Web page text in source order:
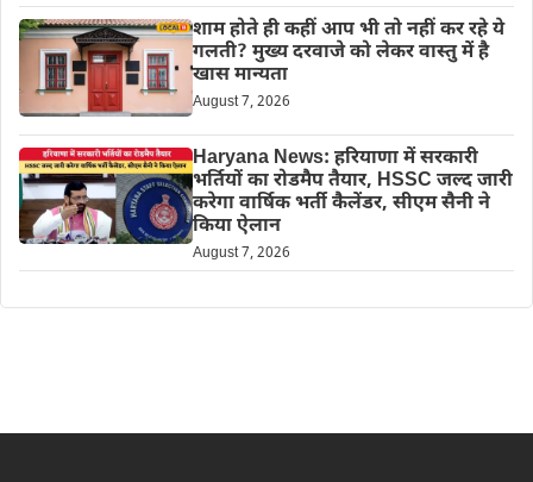
शाम होते ही कहीं आप भी तो नहीं कर रहे ये
गलती? मुख्य दरवाजे को लेकर वास्तु में है
खास मान्यता
August 7, 2026
Haryana News: हरियाणा में सरकारी
भर्तियों का रोडमैप तैयार, HSSC जल्द जारी
करेगा वार्षिक भर्ती कैलेंडर, सीएम सैनी ने
किया ऐलान
August 7, 2026